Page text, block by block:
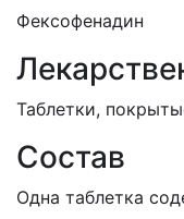
Фексофенадин
Таблетки,
Состав
Одна таблетка